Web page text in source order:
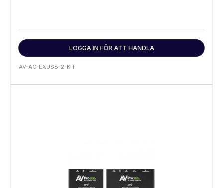
LOGGA IN FÖR ATT HANDLA
AV-AC-EXUSB-2-KIT